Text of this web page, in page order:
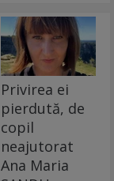
Privirea ei
pierdută, de
copil
neajutorat
Ana Maria